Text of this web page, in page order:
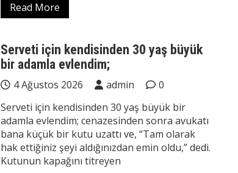
Read More
Serveti için kendisinden 30 yaş büyük
bir adamla evlendim;
4 Ağustos 2026 admin
0
Serveti için kendisinden 30 yaş büyük bir
adamla evlendim; cenazesinden sonra avukatı
bana küçük bir kutu uzattı ve, “Tam olarak
hak ettiğiniz şeyi aldığınızdan emin oldu,” dedi.
Kutunun kapağını titreyen